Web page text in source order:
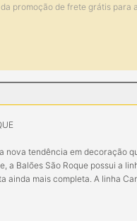
promoção de frete grátis para
nova tendência em decoração
a Balões São Roque possui a
ainda mais completa. A linha
e cada balão conta com uma
sem a necessidade de